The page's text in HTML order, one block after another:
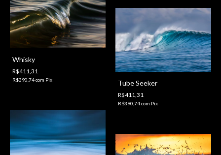
Whisky
R$411,31
R$390,74com Pix Tube Seeker
R$411,31
R$390,74com Pix